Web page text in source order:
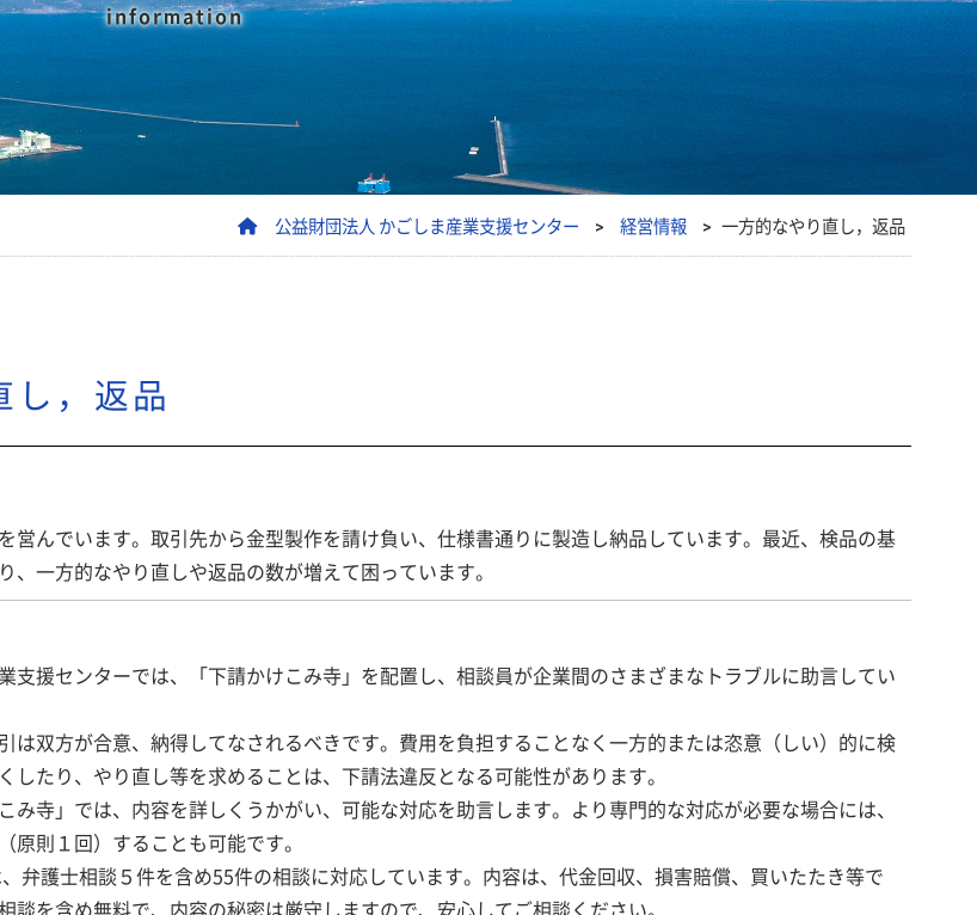
information
公益財団法人 かごしま産業支援センター > 経営情報 > 一方的なやり直し，返品
し，返品
営んでいます。取引先から金型製作を請け負い、仕様書通りに製造し納品しています。最近、検品の基
、一方的なやり直しや返品の数が増えて困っています。
支援センターでは、「下請かけこみ寺」を配置し、相談員が企業間のさまざまなトラブルに助言してい
は双方が合意、納得してなされるべきです。費用を負担することなく一方的または恣意（しい）的に検
したり、やり直し等を求めることは、下請法違反となる可能性があります。
み寺」では、内容を詳しくうかがい、可能な対応を助言します。より専門的な対応が必要な場合には、
原則１回）することも可能です。
弁護士相談５件を含め55件の相談に対応しています。内容は、代金回収、損害賠償、買いたたき等で